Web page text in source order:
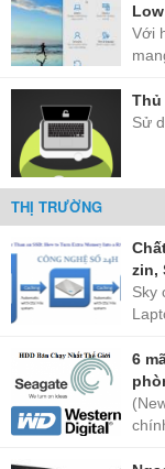
Với
Thủ
Sử
THỊ TRƯỜNG
zin,
Sky
6